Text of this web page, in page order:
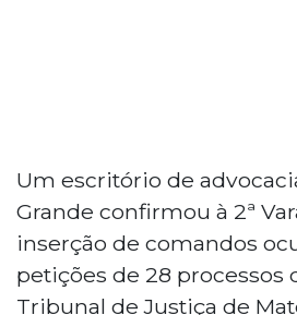
Um escritório de
Grande confirmou à 2ª
inserção de comandos
petições de 28 processos
Tribunal de Justiça de